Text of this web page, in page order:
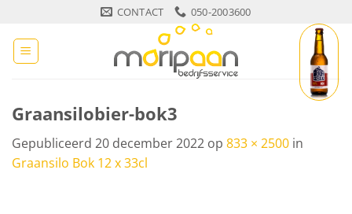
inhoud
CONTACT 050-2003600
Graansilobier-bok3
Gepubliceerd 20 december 2022 op 833 × 2500 in
Graansilo Bok 12 x 33cl